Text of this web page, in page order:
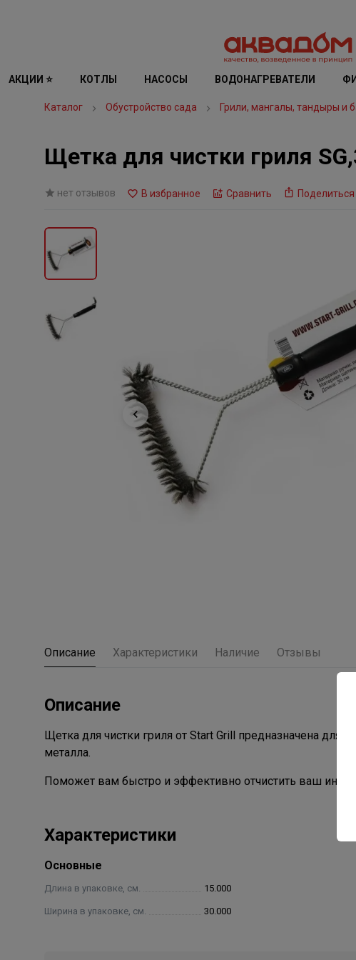
АКЦИИ ⭐ КОТЛЫ НАСОСЫ ВОДОНАГРЕВАТЕЛИ
Каталог Обустройство сада Грили, мангалы, тандыры и
Щетка для чистки гриля
нет отзывов В избранное Сравнить Поделиться
Описание Характеристики Наличие Отзывы
Описание
Щетка для чистки гриля от Start Grill предназначена для
металла.
Поможет вам быстро и эффективно отчистить ваш
Характеристики
Основные
Длина в упаковке, см. 15.000
Ширина в упаковке, см. 30.000